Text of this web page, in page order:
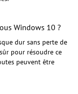
Windows 10 ?
dur sans perte de
pour résoudre ce
peuvent être